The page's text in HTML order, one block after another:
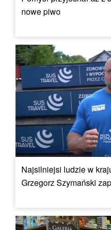
nowe piwo
Najsilniejsi ludzie w
Grzegorz Szymański